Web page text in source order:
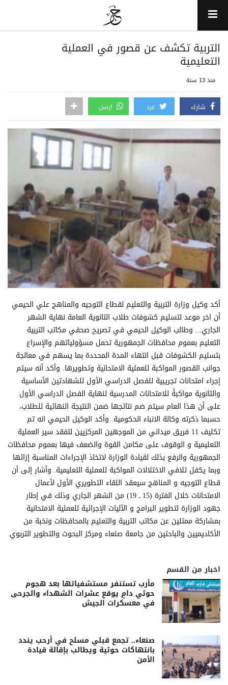
التربية تكشف عن قصور في العملية
التعليمية
منذ 13 سنة
شارك غرد ارسل
أكد وكيل وزارة التربية والتعليم لقطاع التوجيه والمناهج علي الحيمي
أن اخر موعد لتسليم كشوفات طلاب الثانوية العامة نهاية الشهر
الجاري... وطالب الوكيل الحيمي في تصريح صحفي مكاتب التربية
التعليم بعموم محافظات الجمهورية تحمل مسؤولياتهم والإسراع
بتسليم الكشوفات قبل انتهاء المدة المحددة بما يسهم في معالجة
جوانب القصور المواكبة للعملية الامتحانية وتطويرها. وأكد أنه سيتم
إجراء امتحانات تجريبية للفصل الدراسي الأول للشهادتين الأساسية
والثانوية مواكبةً للامتحانات المدرسية لنهاية الفصل الدراسي الأول
على أن هذا العام سيتم ضم نتائجها ضمن النتيجة النهائية للطلاب،
حسبما ذكرته وكالة الانباء الحكومية. وأكد الوكيل الحيمي انه تم
تكليف 11 فريق ميداني من الموجهين المركزيين لتفقد سير العملية
التعليمية و الوقوف على مكامن القوة والضعف فيها بعموم محافظات
الجمهورية والرفع بذلك لقيادة الوزارة لاتخاذ الإجراءات المناسبة إزائها
وبما يكفل تلافي الاختلالات المواكبة للعملية التعليمية. وأشار إلى أن
قطاع التوجيه و المناهج سيعقد اللقاء التطويري الأول لأعمال
الامتحانات خلال الفترة (15 ـ 19) من الشهر الجاري وذلك في إطار
جهود الوزارة لتطوير البرامج و الآليات الإجرائية للعملية الامتحانية
بمشاركة ممثلين عن مكاتب التربية والتعليم بالمحافظات ونخبة من
الأكاديميين والباحثين من جامعة صنعاء ومركز البحوث والتطوير التربوي.
اخبار من القسم
مأرب تستنفر مستشفياتها بعد هجوم
حوثي دامٍ يوقع عشرات الشهداء والجرحى
في معسكرات الجيش
صنعاء.. تجمع قبلي مسلح في أرحب يندد
بانتهاكات حوثية ويطالب بإقالة قيادة
الأمن